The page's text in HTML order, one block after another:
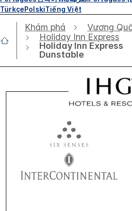
TürkçePolskiTiếng Việt
Khám phá Vương
Holiday Inn Express
Holiday Inn Express
Dunstable